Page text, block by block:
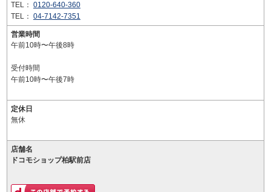
TEL： 0120-640-360
TEL： 04-7142-7351
営業時間
午前10時〜午後8時
受付時間
午前10時〜午後7時
定休日
無休
店舗名
ドコモショップ柏駅前店